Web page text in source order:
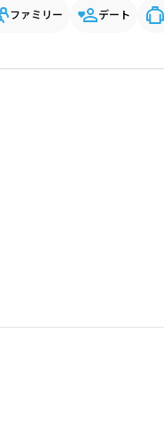
ファミリー デート